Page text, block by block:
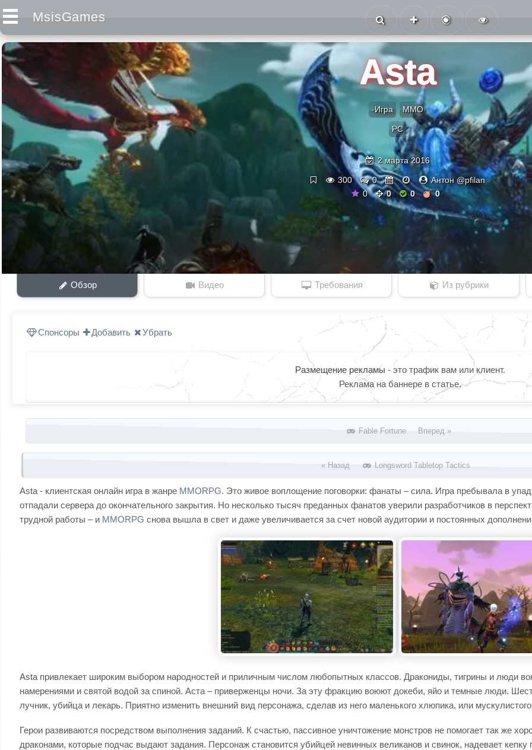
MsisGames
Asta
-Игра ММО
PC
2 марта 2016
300 0
Антон @pfilan
0
0 0 0
Обзор Видео Требования Из рубрики
Спонсоры Добавить Убрать
Размещение рекламы - это трафик вам или клиент.
Реклама на баннере в статье.
Запись навигация
Fable Fortune Вперед »
« Назад Longsword Tabletop Tactics
Asta - клиентская онлайн игра в жанре MMORPG. Это живое воплощение поговорки: фанаты – сила. Игра пребывала в
отпадали сервера до окончательного закрытия. Но несколько тысяч преданных фанатов уверили разработчиков в
трудной работы – и MMORPG снова вышла в свет и даже увеличивается за счет новой аудитории и постоянных
Asta привлекает широким выбором народностей и приличным числом любопытных классов. Дракониды, тигрины и люди
намерениями и святой водой за спиной. Аста – приверженцы ночи. За эту фракцию воюют докеби, яйо и темные люди.
лучник, убийца и лекарь. Приятно изменить внешний вид персонажа, сделав из него маленького хлюпика, или
Герои развиваются посредством выполнения заданий. К счастью, пассивное уничтожение монстров не помогает так же
драконами, которые подчас выдают задания. Персонаж становится убийцей невинных великанов и свинок, надевает